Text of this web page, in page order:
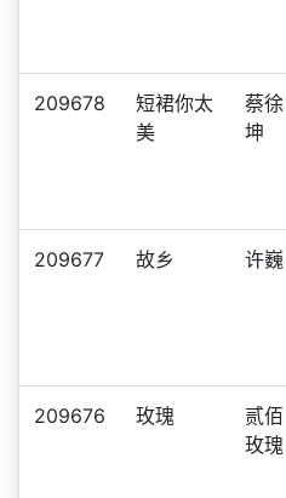
209678
短裙你太
美
蔡徐
坤
209677 故乡 许巍
209676 玫瑰
贰佰
玫瑰